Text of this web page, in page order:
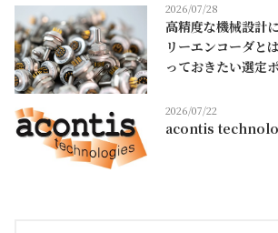
2026/07/28
高精度な機械設計
リーエンコーダと
っておきたい選定
2026/07/22
acontis